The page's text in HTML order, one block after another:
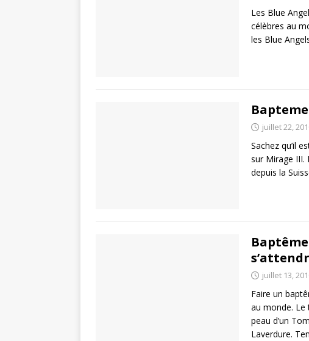
Les Blue
célèbres au
les Blue
juillet 22,
Sachez qu’il
sur Mirage III.
depuis la
juillet 13,
Faire un
au monde. Le
peau d’un
Laverdure.